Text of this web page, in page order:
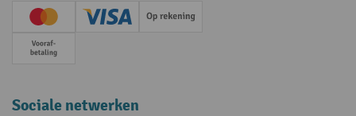
Creditcard (Master)Creditcard (Visa)Op rekening
Vooruitbetaling
Sociale netwerken